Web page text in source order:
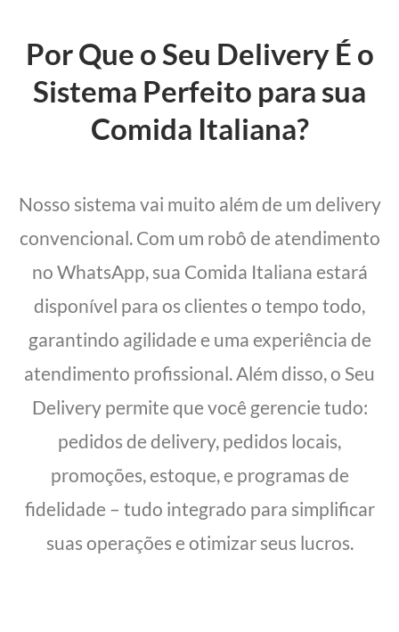
Por Que o Seu Delivery É o
Sistema Perfeito para sua
Comida Italiana?
Nosso sistema vai muito além de um delivery
convencional. Com um robô de atendimento
no WhatsApp, sua Comida Italiana estará
disponível para os clientes o tempo todo,
garantindo agilidade e uma experiência de
atendimento profissional. Além disso, o Seu
Delivery permite que você gerencie tudo:
pedidos de delivery, pedidos locais,
promoções, estoque, e programas de
fidelidade – tudo integrado para simplificar
suas operações e otimizar seus lucros.